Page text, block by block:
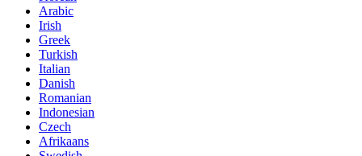
Arabic
Irish
Greek
Turkish
Italian
Danish
Romanian
Indonesian
Czech
Afrikaans